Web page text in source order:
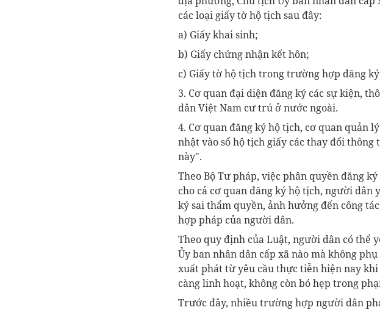
các loại giấy tờ hộ tịch sau đây:
a) Giấy khai sinh;
b) Giấy chứng nhận kết hôn;
c) Giấy tờ hộ tịch trong trường hợp đăng
3. Cơ quan đại diện đăng ký các sự kiện,
dân Việt Nam cư trú ở nước ngoài.
4. Cơ quan đăng ký hộ tịch, cơ quan quản
nhật vào sổ hộ tịch giấy các thay đổi
này".
Theo Bộ Tư pháp, việc phân quyền đăng
cho cả cơ quan đăng ký hộ tịch, người
ký sai thẩm quyền, ảnh hưởng đến công
hợp pháp của người dân.
Theo quy định của Luật, người dân có thể
Ủy ban nhân dân cấp xã nào mà không
xuất phát từ yêu cầu thực tiễn hiện nay
càng linh hoạt, không còn bó hẹp trong
Trước đây, nhiều trường hợp người dân